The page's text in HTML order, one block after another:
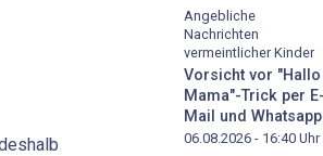
Angebliche
Nachrichten
vermeintlicher Kinder
Vorsicht vor "Hallo
Mama"-Trick per E-
Mail und Whatsapp
06.08.2026 - 16:40 Uhr